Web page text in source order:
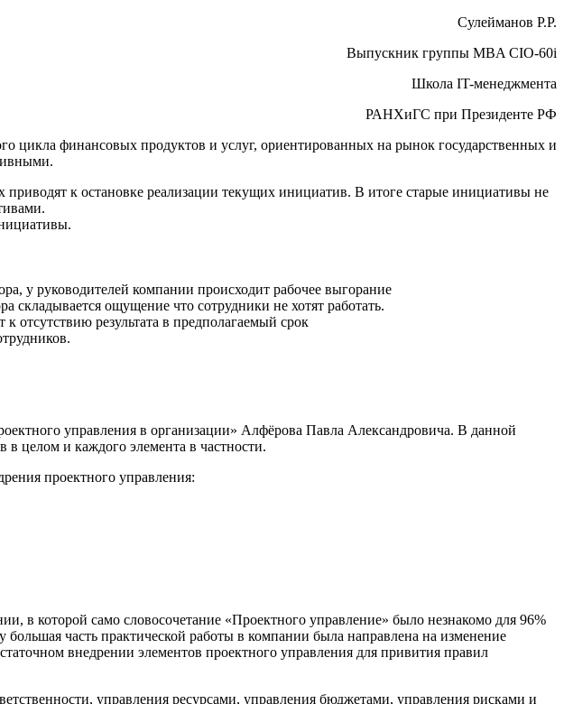
Сулейманов Р.Р.
Выпускник группы MBA CIO-60i
Школа IT-менеджмента
РАНХиГС при Президенте РФ
цикла финансовых продуктов и услуг, ориентированных на рынок государственных и
к остановке реализации текущих инициатив. В итоге старые инициативы не
у руководителей компании происходит рабочее выгорание
складывается ощущение что сотрудники не хотят работать.
отсутствию результата в предполагаемый срок
управления в организации» Алфёрова Павла Александровича. В данной
в целом и каждого элемента в частности.
проектного управления:
в которой само словосочетание «Проектного управление» было незнакомо для 96%
часть практической работы в компании была направлена на изменение
внедрении элементов проектного управления для привития правил
управления ресурсами, управления бюджетами, управления рисками и